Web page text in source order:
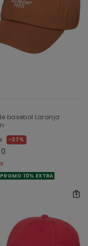
basebol Laranja
37%
10% EXTRA